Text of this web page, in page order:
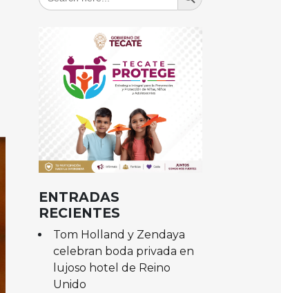
ENTRADAS
RECIENTES
Tom Holland y Zendaya
celebran boda privada en
lujoso hotel de Reino
Unido